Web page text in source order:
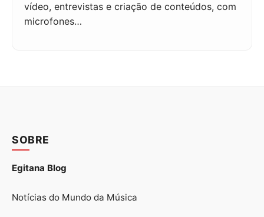
vídeo, entrevistas e criação de conteúdos, com
microfones…
SOBRE
Egitana Blog
Notícias do Mundo da Música